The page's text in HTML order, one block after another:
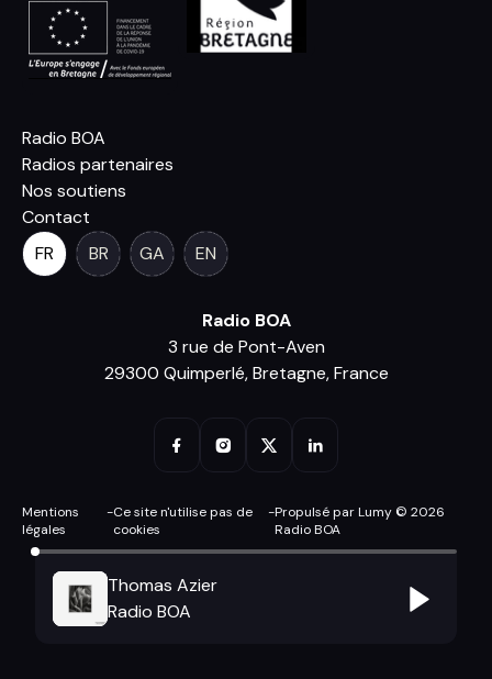
Radio BOA
Radios partenaires
Nos soutiens
Contact
FR
BR GA EN
Radio BOA
3 rue de Pont-Aven
29300 Quimperlé, Bretagne, France
Mentions
légales
-Ce site n'utilise pas de
cookies
-Propulsé par Lumy © 2026
Radio BOA
Thomas Azier
Radio BOA